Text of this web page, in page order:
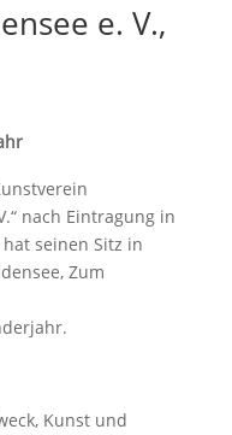
e. V.,
nach Eintragung in
seinen Sitz in
Zum
Kunst und